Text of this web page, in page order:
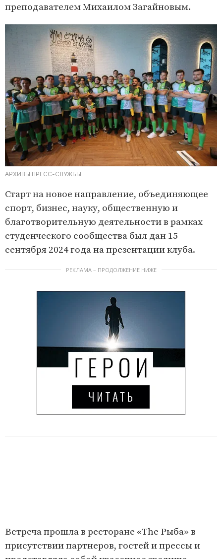
преподавателем Михаилом Загайновым.
АРХИВЫ ПРЕСС-СЛУЖБЫ
Старт на новое направление, объединяющее
спорт, бизнес, науку, общественную и
благотворительную деятельности в рамках
студенческого сообщества был дан 15
сентября 2024 года на презентации клуба.
РЕКЛАМА – ПРОДОЛЖЕНИЕ НИЖЕ
Встреча прошла в ресторане «The Рыба» в
присутствии партнеров, гостей и прессы и